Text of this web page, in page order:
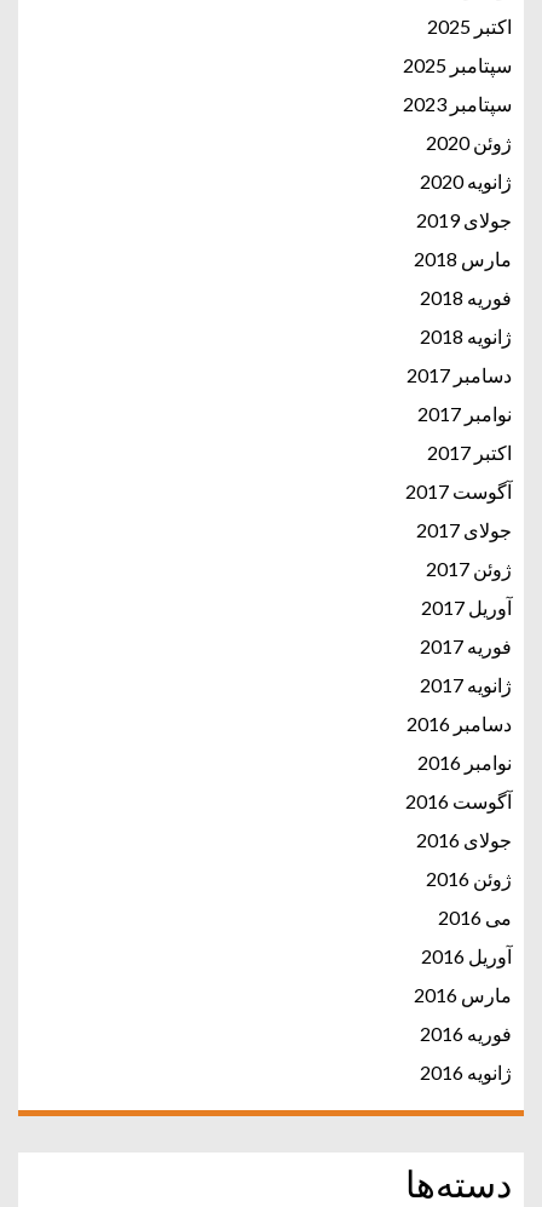
اکتبر 2025
سپتامبر 2025
سپتامبر 2023
ژوئن 2020
ژانویه 2020
جولای 2019
مارس 2018
فوریه 2018
ژانویه 2018
دسامبر 2017
نوامبر 2017
اکتبر 2017
آگوست 2017
جولای 2017
ژوئن 2017
آوریل 2017
فوریه 2017
ژانویه 2017
دسامبر 2016
نوامبر 2016
آگوست 2016
جولای 2016
ژوئن 2016
می 2016
آوریل 2016
مارس 2016
فوریه 2016
ژانویه 2016
دسته‌ها